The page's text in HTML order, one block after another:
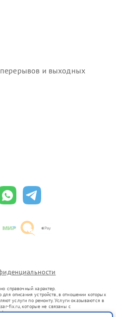
и выходных
справочный характер.
описания устройств, в отношении которых
услуги по ремонту. Услуги оказываются в
fix.ru, которые не связаны с
представителями.